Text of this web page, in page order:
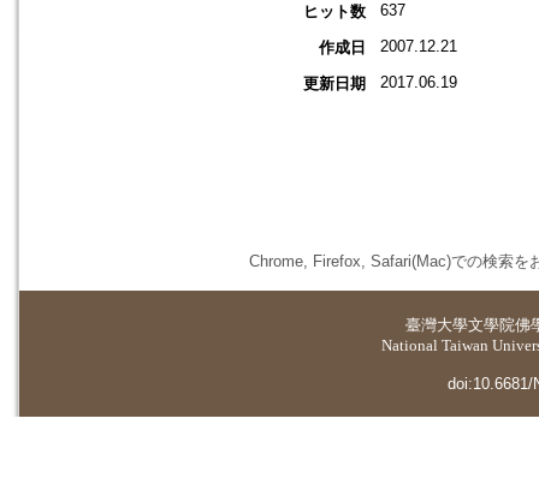
ヒット数
637
作成日 2007.12.21
更新日期 2017.06.19
Chrome, Firefox, Safari(Mac)での検索を
臺灣大學文學院佛
National Taiwan
doi:10.6681/